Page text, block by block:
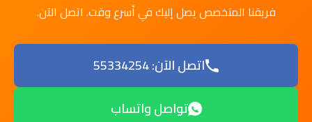
فريقنا المتخصص يصل إليك في أسرع وقت. اتصل الآن.
اتصل الآن: 55334254
تواصل واتساب